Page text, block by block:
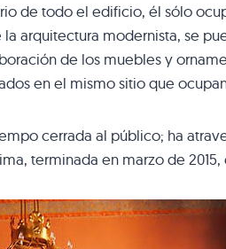
de todo el edificio, él sólo
arquitectura modernista, se
de los muebles y
en el mismo sitio que
cerrada al público; ha
terminada en marzo de 2015,